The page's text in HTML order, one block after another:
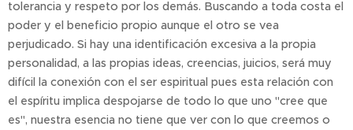
tolerancia y respeto por los demás. Buscando a toda costa el
poder y el beneficio propio aunque el otro se vea
perjudicado. Si hay una identificación excesiva a la propia
personalidad, a las propias ideas, creencias, juicios, será muy
difícil la conexión con el ser espiritual pues esta relación con
el espíritu implica despojarse de todo lo que uno "cree que
es", nuestra esencia no tiene que ver con lo que creemos o